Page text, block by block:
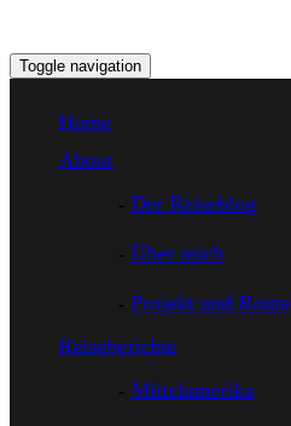
Toggle navigation
Home
About
Der Reiseblog
Über mich
Projekt und Route
Reiseberichte
Mittelamerika